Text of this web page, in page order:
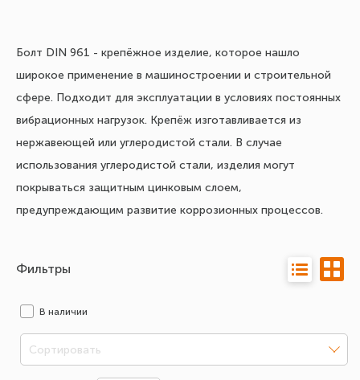
Болт DIN 961 - крепёжное изделие, которое нашло
широкое применение в машиностроении и строительной
сфере. Подходит для эксплуатации в условиях постоянных
вибрационных нагрузок. Крепёж изготавливается из
нержавеющей или углеродистой стали. В случае
использования углеродистой стали, изделия могут
покрываться защитным цинковым слоем,
предупреждающим развитие коррозионных процессов.
Фильтры
В наличии
Сортировать